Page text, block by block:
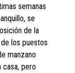
semanas
se
de la
los puestos
manzano
casa, pero